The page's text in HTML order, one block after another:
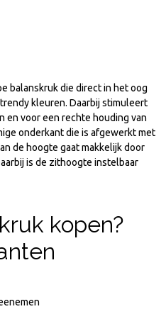
balanskruk die direct in het oog
kleuren. Daarbij stimuleert
en voor een rechte houding van
onderkant die is afgewerkt met
de hoogte gaat makkelijk door
is de zithoogte instelbaar
kopen?